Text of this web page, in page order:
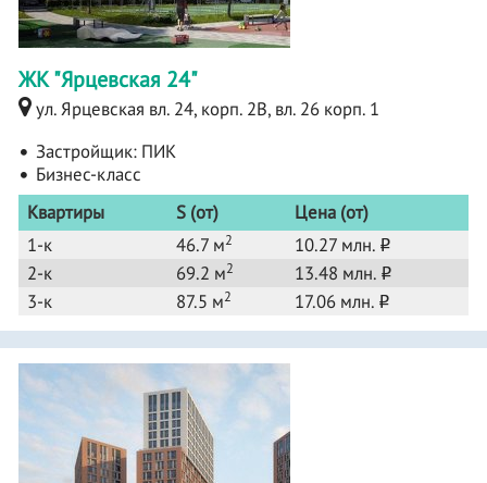
ЖК "Ярцевская 24"
ул. Ярцевская вл. 24, корп. 2B, вл. 26 корп. 1
Застройщик: ПИК
Бизнес-класс
Квартиры
S (от)
Цена (от)
1-к
46.7 м2 10.27 млн. o
2-к 69.2 м2 13.48 млн. o
3-к 87.5 м2 17.06 млн. o